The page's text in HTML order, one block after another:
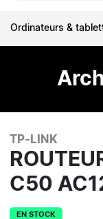
Ordinateurs &
TP-LINK
C50
EN STOCK